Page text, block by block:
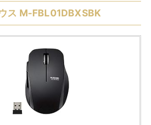
ス M-FBL01DBXSBK